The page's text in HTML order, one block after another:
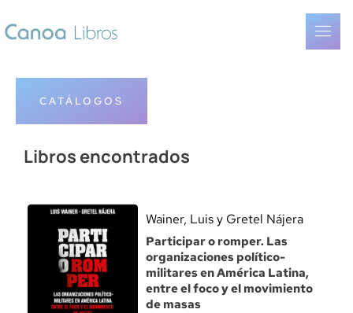
CATÁLOGOS
Libros encontrados
Wainer, Luis y Gretel Nájera
Participar o romper. Las
organizaciones político-
militares en América Latina,
entre el foco y el movimiento
de masas